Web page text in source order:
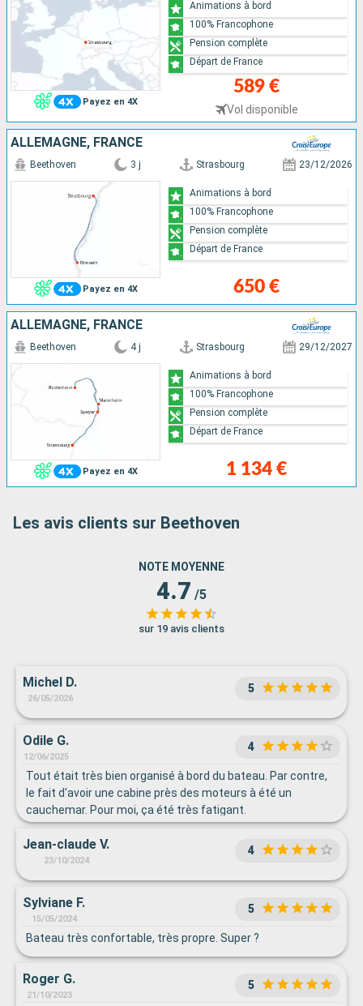
Payez en 4X
589 €
Vol disponible
Animations à bord
100% Francophone
Pension complète
Départ de France
ALLEMAGNE, FRANCE
Payez en 4X
Beethoven 3 j Strasbourg 23/12/2026
650 €
Animations à bord
100% Francophone
Pension complète
Départ de France
ALLEMAGNE, FRANCE
Payez en 4X
Beethoven 4 j Strasbourg 29/12/2027
1 134 €
Animations à bord
100% Francophone
Pension complète
Départ de France
Les avis clients sur Beethoven
NOTE MOYENNE
4.7 /5
sur 19 avis clients
Michel D.
26/05/2026
5
Odile G.
12/06/2025
4
Tout était très bien organisé à bord du bateau. Par contre,
le fait d'avoir une cabine près des moteurs à été un
cauchemar. Pour moi, ça été très fatigant.
Jean-claude V.
23/10/2024
4
Sylviane F.
15/05/2024
5
Bateau très confortable, très propre. Super ?
Roger G.
21/10/2023
5